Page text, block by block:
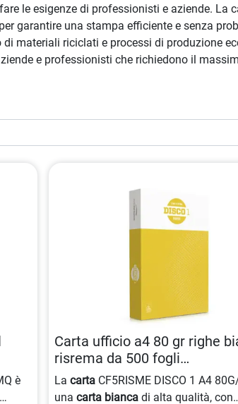
le esigenze di professionisti e aziende.
garantire una stampa efficiente e senza
materiali riciclati e processi di produzione
e professionisti che richiedono il
è
Carta ufficio a4 80 gr righe
risrema da 500 fogli
8021047441535
Lacarta CF5RISME DISCO 1 A4
unacarta bianca di alta qualità, con